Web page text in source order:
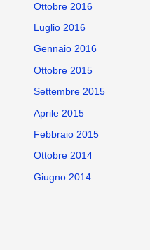
Ottobre 2016
Luglio 2016
Gennaio 2016
Ottobre 2015
Settembre 2015
Aprile 2015
Febbraio 2015
Ottobre 2014
Giugno 2014